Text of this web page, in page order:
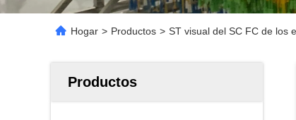
Hogar > Productos > ST visual del SC FC de los
Productos